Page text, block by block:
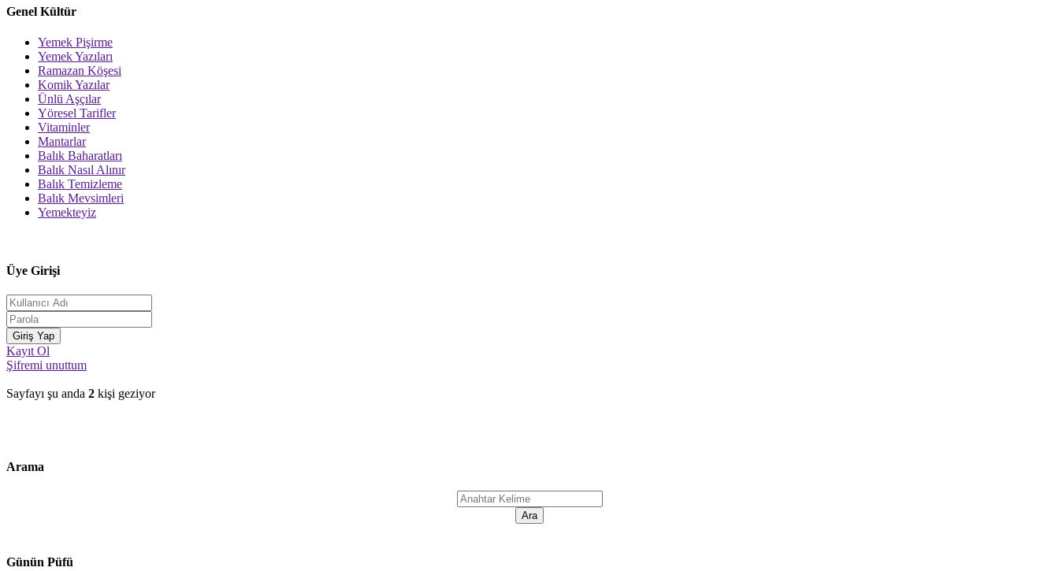
Genel Kültür
Yemek Pişirme
Yemek Yazıları
Ramazan Köşesi
Komik Yazılar
Ünlü Aşçılar
Yöresel Tarifler
Vitaminler
Mantarlar
Balık Baharatları
Balık Nasıl Alınır
Balık Temizleme
Balık Mevsimleri
Yemekteyiz
Üye Girişi
Kayıt Ol
Şifremi unuttum
Sayfayı şu anda 2 kişi geziyor
Arama
Günün Püfü